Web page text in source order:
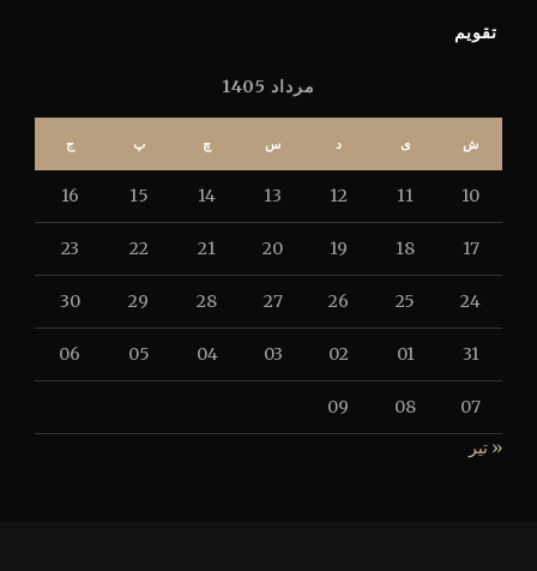
تقویم
مرداد 1405
ش ی د س چ پ ج
10
11
12
13
14
15
16
17
18
19
20
21
22
23
24
25
26
27
28
29
30
31
01
02
03
04
05
06
07
08
09
« تیر